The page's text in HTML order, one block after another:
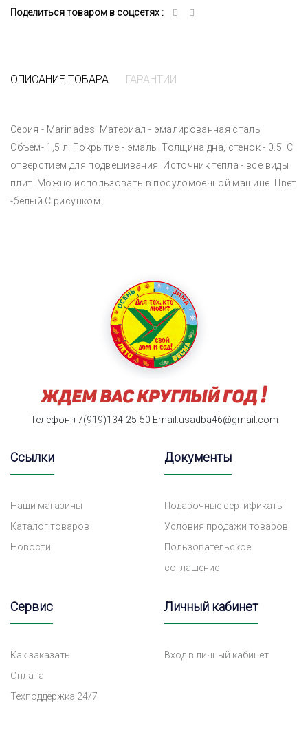
Поделиться товаром в соцсетях :
ОПИСАНИЕ ТОВАРА ГАРАНТИИ
Серия - Marinades Материал - эмалированная сталь
Объем- 1,5 л. Покрытие - эмаль Толщина дна, стенок - 0.5 С
отверстием для подвешивания Источник тепла - все виды
плит Можно использовать в посудомоечной машине Цвет
-белый С рисунком.
Телефон:+7(919)134-25-50 Email:usadba46@gmail.com
Ссылки
Наши магазины
Каталог товаров
Новости
Документы
Подарочные сертификаты
Условия продажи товаров
Пользовательское
соглашение
Сервис
Как заказать
Оплата
Техподдержка 24/7
Личный кабинет
Вход в личный кабинет